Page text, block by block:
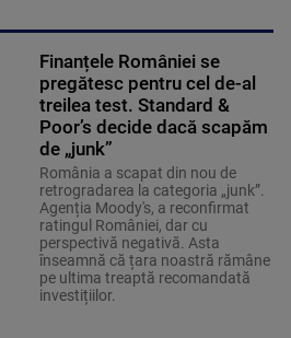
Finanțele României se
pregătesc pentru cel de-al
treilea test. Standard &
Poor’s decide dacă scapăm
de „junk”
România a scapat din nou de
retrogradarea la categoria „junk”.
Agenția Moody's, a reconfirmat
ratingul României, dar cu
perspectivă negativă. Asta
înseamnă că țara noastră rămâne
pe ultima treaptă recomandată
investițiilor.